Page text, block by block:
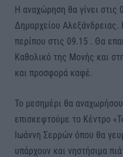
Η αναχώρηση θα γίνει
Δημαρχείου Αλεξάνδρειας.
περίπου στις 09.15 . Θα
Καθολικό της Μονής και
και προσφορά καφέ.
Το μεσημέρι θα
επισκεφτούμε το Κέντρο
Ιωάννη Σερρών όπου θα
υπάρχουν και νηστήσιμα